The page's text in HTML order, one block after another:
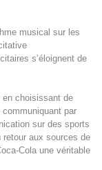
musical sur les
s’éloignent de
en choisissant de
par
sur des sports
retour aux sources de
Cola une véritable